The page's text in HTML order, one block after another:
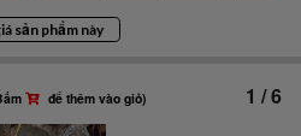
sản phẩm này
để thêm vào giỏ) 1 /6